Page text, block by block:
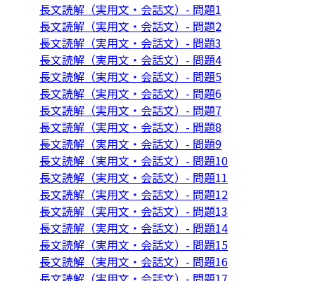
長文読解（実用文・会話文）- 問題1
長文読解（実用文・会話文）- 問題2
長文読解（実用文・会話文）- 問題3
長文読解（実用文・会話文）- 問題4
長文読解（実用文・会話文）- 問題5
長文読解（実用文・会話文）- 問題6
長文読解（実用文・会話文）- 問題7
長文読解（実用文・会話文）- 問題8
長文読解（実用文・会話文）- 問題9
長文読解（実用文・会話文）- 問題10
長文読解（実用文・会話文）- 問題11
長文読解（実用文・会話文）- 問題12
長文読解（実用文・会話文）- 問題13
長文読解（実用文・会話文）- 問題14
長文読解（実用文・会話文）- 問題15
長文読解（実用文・会話文）- 問題16